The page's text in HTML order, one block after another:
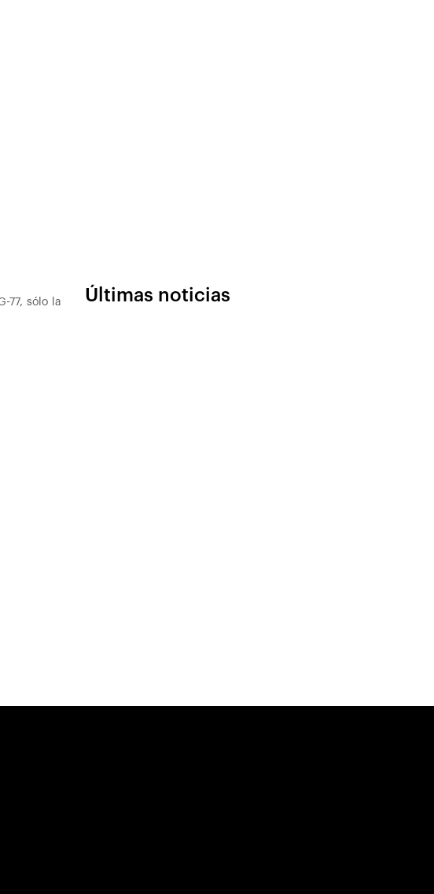
77, sólo la
Últimas noticias